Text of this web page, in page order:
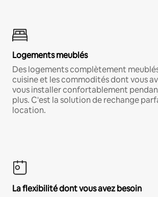
Logements meublés
Des logements complètement
cuisine et les commodités dont vous
vous installer confortablement
plus. C'est la solution de rechange
location.
La flexibilité dont vous avez besoin